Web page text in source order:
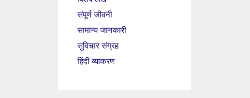
संपूर्ण जीवनी
सामान्य जानकारी
सुविचार संग्रह
हिंदी व्याकरण